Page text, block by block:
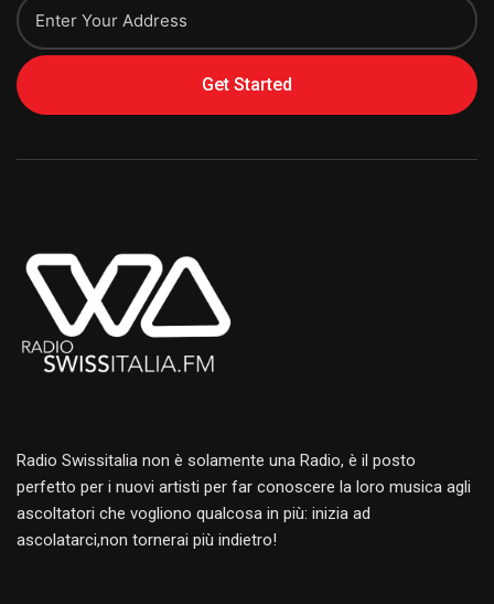
Get Started
Radio Swissitalia non è solamente una Radio, è il posto
perfetto per i nuovi artisti per far conoscere la loro musica agli
ascoltatori che vogliono qualcosa in più: inizia ad
ascolatarci,non tornerai più indietro!